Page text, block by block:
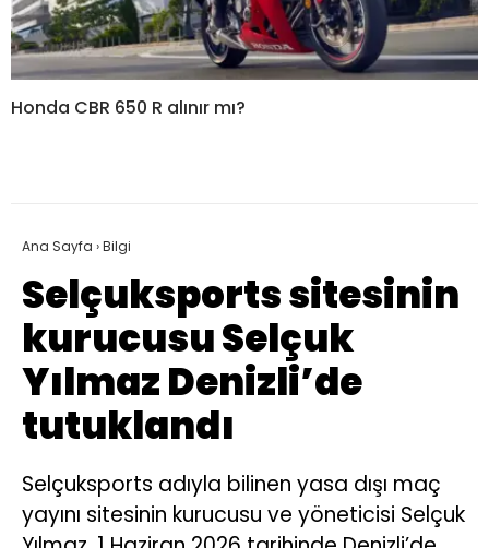
Honda CBR 650 R alınır mı?
Ana Sayfa ›Bilgi
Selçuksports sitesinin
kurucusu Selçuk
Yılmaz Denizli’de
tutuklandı
Selçuksports adıyla bilinen yasa dışı maç
yayını sitesinin kurucusu ve yöneticisi Selçuk